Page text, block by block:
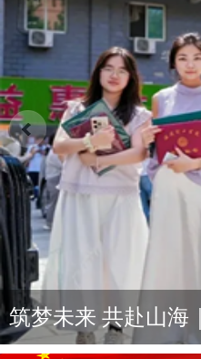
枣庄市薛城区检察